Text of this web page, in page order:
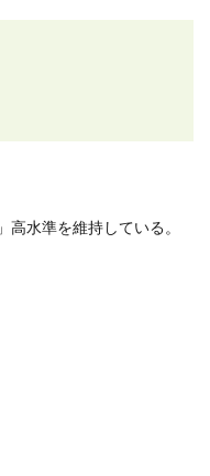
」高水準を維持している。